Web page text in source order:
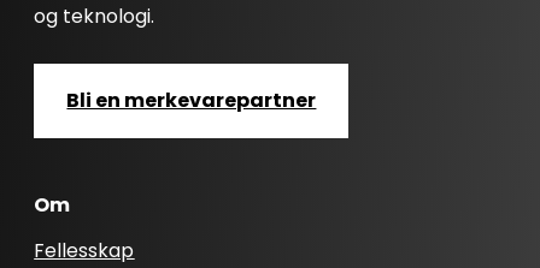
og teknologi.
Bli en merkevarepartner
Om
Fellesskap